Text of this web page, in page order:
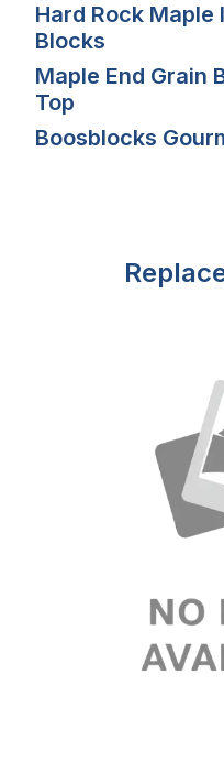
Hard Rock Maple
Blocks
Maple End Grain
Top
Boosblocks